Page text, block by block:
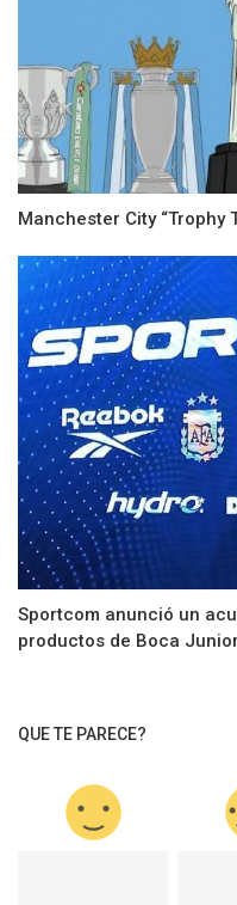
Manchester City “Trophy
Sportcom anunció un
productos de Boca
QUE TE PARECE?